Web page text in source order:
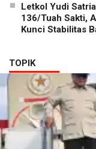
Letkol Yudi
136/Tuah Sakti,
Kunci Stabilitas
TOPIK